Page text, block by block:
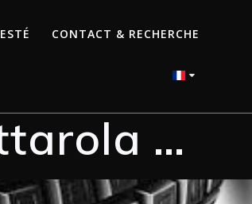
CONTACT & RECHERCHE
…